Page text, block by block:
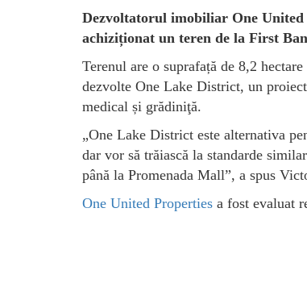
Dezvoltatorul imobiliar One United
achiziționat un teren de la First
Terenul are o suprafață de 8,2
dezvolte One Lake District, un
medical și grădiniţă.
„One Lake District este alternativa
dar vor să trăiască la standarde
până la Promenada Mall”, a spus
One United Properties a fost evaluat